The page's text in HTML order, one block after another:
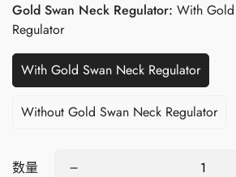
价
格
价
格
Gold Swan Neck Regulator: With
Regulator
With Gold Swan Neck Regulator
Without Gold Swan Neck Regulator
数量